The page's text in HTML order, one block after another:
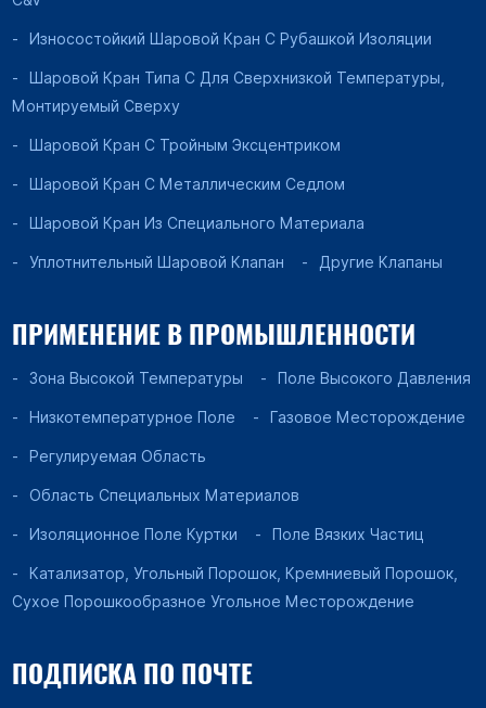
Износостойкий Шаровой Кран С Рубашкой Изоляции
Шаровой Кран Типа C Для Сверхнизкой Температуры,
Монтируемый Сверху
Шаровой Кран С Тройным Эксцентриком
Шаровой Кран С Металлическим Седлом
Шаровой Кран Из Специального Материала
Уплотнительный Шаровой Клапан Другие Клапаны
ПРИМЕНЕНИЕ В ПРОМЫШЛЕННОСТИ
Зона Высокой Температуры Поле Высокого Давления
Низкотемпературное Поле Газовое Месторождение
Регулируемая Область
Область Специальных Материалов
Изоляционное Поле Куртки Поле Вязких Частиц
Катализатор, Угольный Порошок, Кремниевый Порошок,
Сухое Порошкообразное Угольное Месторождение
ПОДПИСКА ПО ПОЧТЕ